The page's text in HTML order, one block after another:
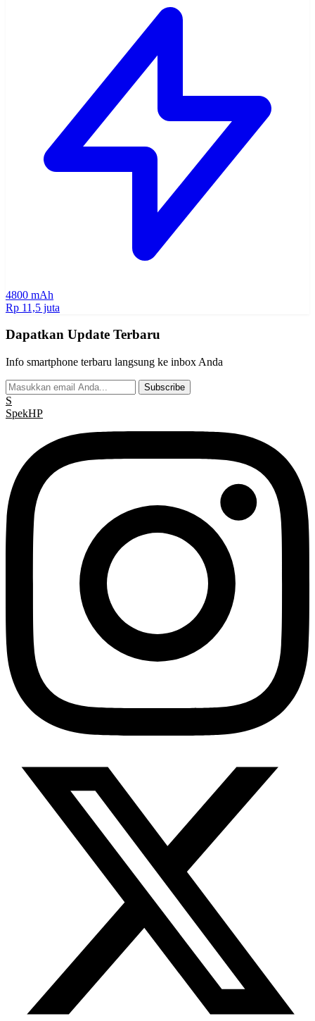
4800 mAh
Rp 11,5 juta
Dapatkan Update Terbaru
Info smartphone terbaru langsung ke inbox Anda
Subscribe
S
SpekHP